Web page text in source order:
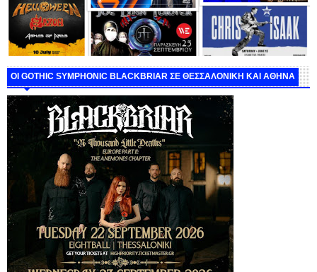
ΟΙ GOTHIC SYMPHONIC BLACKBRIAR ΣΕ ΘΕΣΣΑΛΟΝΙΚΗ ΚΑΙ ΑΘΗΝΑ